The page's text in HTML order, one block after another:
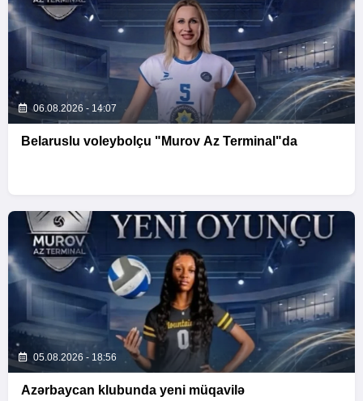
06.08.2026 - 14:07
Belaruslu voleybolçu "Murov Az Terminal"da
05.08.2026 - 18:56
Azərbaycan klubunda yeni müqavilə